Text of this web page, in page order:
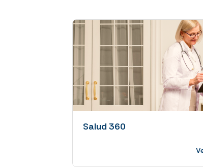
Salud 360